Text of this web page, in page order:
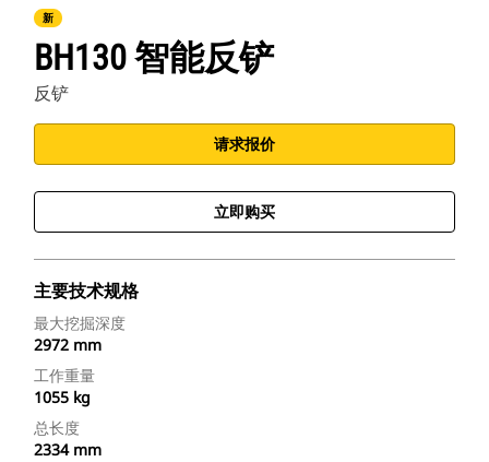
新
BH130 智能反铲
反铲
请求报价
立即购买
主要技术规格
最大挖掘深度
2972 mm
工作重量
1055 kg
总长度
2334 mm